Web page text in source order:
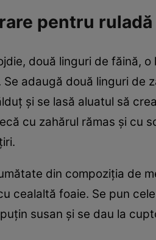
pentru
­două linguri de făină,
adaugă ­două linguri
şi se lasă aluatul să
cu zahărul rămas şi cu
din compoziţia de
cealaltă foaie. Se pun
susan şi se dau la